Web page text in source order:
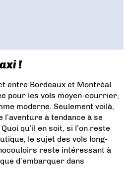
!
entre Bordeaux et Montréal
pour les vols moyen-courrier,
moderne. Seulement voilà,
l’aventure à tendance à se
qu’il en soit, si l’on reste
le sujet des vols long-
reste intéressant à
d’embarquer dans